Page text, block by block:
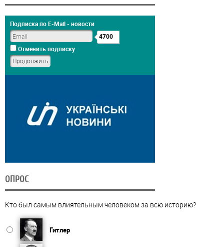
Подписка по E-Mail - новости
4700
Отменить подписку
ОПРОС
Кто был самым влиятельным человеком за всю историю?
Гитлер